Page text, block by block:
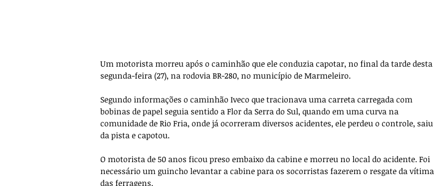
Um motorista morreu após o caminhão que ele conduzia capotar, no final da tarde desta
segunda-feira (27), na rodovia BR-280, no município de Marmeleiro.
Segundo informações o caminhão Iveco que tracionava uma carreta carregada com
bobinas de papel seguia sentido a Flor da Serra do Sul, quando em uma curva na
comunidade de Rio Fria, onde já ocorreram diversos acidentes, ele perdeu o controle, saiu
da pista e capotou.
O motorista de 50 anos ficou preso embaixo da cabine e morreu no local do acidente. Foi
necessário um guincho levantar a cabine para os socorristas fazerem o resgate da vítima
das ferragens.